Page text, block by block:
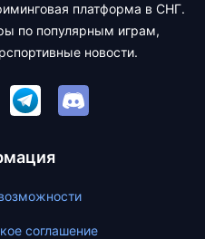
платформа в СНГ.
по популярным играм,
новости.
соглашение